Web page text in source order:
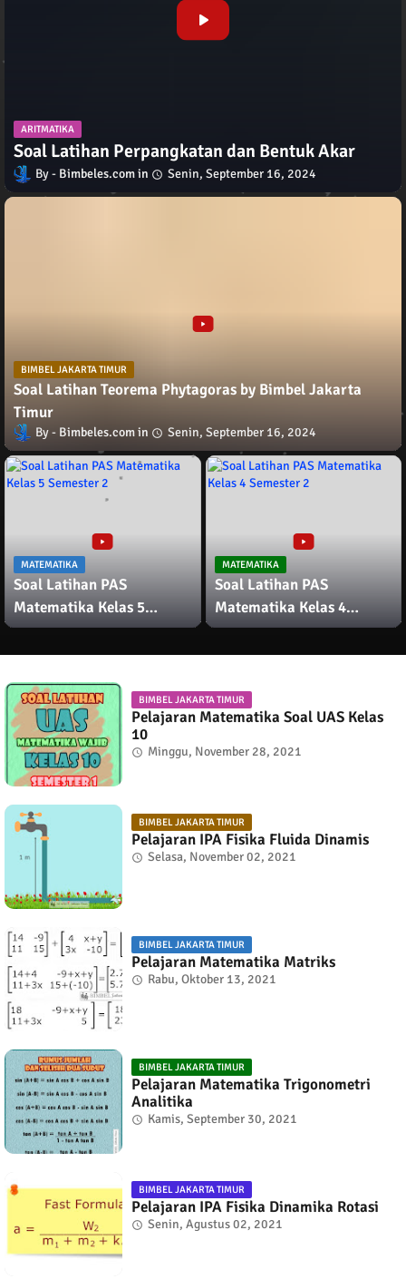
ARITMATIKA
Soal Latihan Perpangkatan dan Bentuk Akar
Bimbeles.com Senin, September 16, 2024
BIMBEL JAKARTA TIMUR
Soal Latihan Teorema Phytagoras by Bimbel Jakarta
Timur
Bimbeles.com Senin, September 16, 2024
MATEMATIKA
Soal Latihan PAS
Matematika Kelas 5
Semester 2
MATEMATIKA
Soal Latihan PAS
Matematika Kelas 4
Semester 2
BIMBEL JAKARTA TIMUR
Pelajaran Matematika Soal UAS Kelas
10
Minggu, November 28, 2021
BIMBEL JAKARTA TIMUR
Pelajaran IPA Fisika Fluida Dinamis
Selasa, November 02, 2021
BIMBEL JAKARTA TIMUR
Pelajaran Matematika Matriks
Rabu, Oktober 13, 2021
BIMBEL JAKARTA TIMUR
Pelajaran Matematika Trigonometri
Analitika
Kamis, September 30, 2021
BIMBEL JAKARTA TIMUR
Pelajaran IPA Fisika Dinamika Rotasi
Senin, Agustus 02, 2021